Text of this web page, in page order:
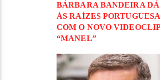
BÁRBARA BANDEIRA
ÀS RAÍZES
COM O NOVO
“MANEL”